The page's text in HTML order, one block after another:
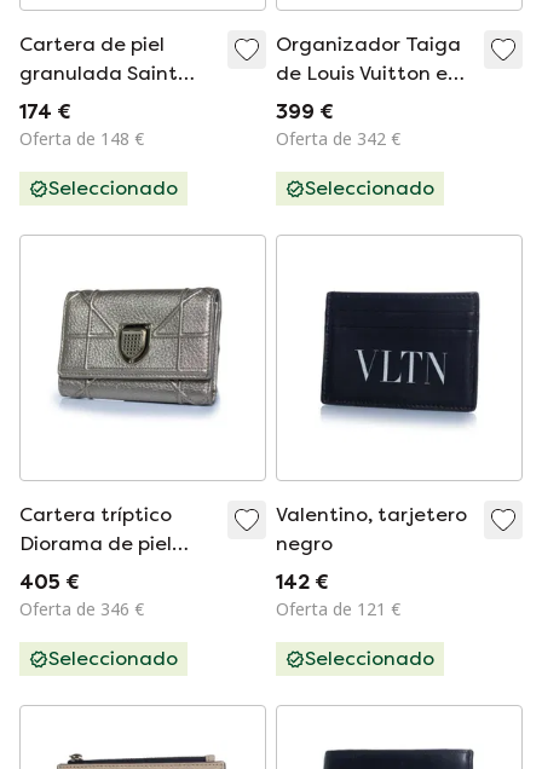
Cartera de piel
granulada Saint
Laurent
174 €
Oferta de 148 €
Seleccionado
Organizador Taiga
de Louis Vuitton en
negro y azul.
399 €
Oferta de 342 €
Seleccionado
Cartera tríptico
Diorama de piel
dorada de Dior
405 €
Oferta de 346 €
Seleccionado
Valentino, tarjetero
negro
142 €
Oferta de 121 €
Seleccionado